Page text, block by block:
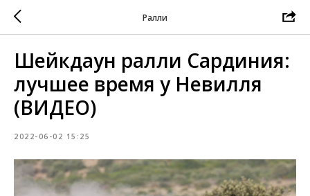
Ралли
Шейкдаун ралли Сардиния:
лучшее время у Невилля
(ВИДЕО)
2022-06-02 15:25